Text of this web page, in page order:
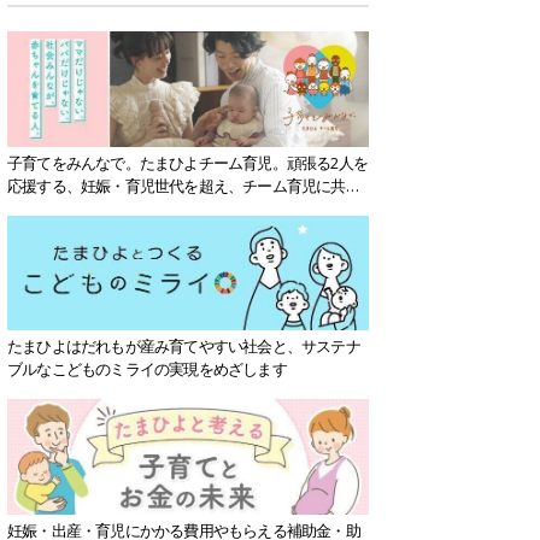
子育てをみんなで。たまひよチーム育児。頑張る2人を
応援する、妊娠・育児世代を超え、チーム育児に共感
たまひよはだれもが産み育てやすい社会と、サステナ
ブルなこどものミライの実現をめざします
妊娠・出産・育児にかかる費用やもらえる補助金・助